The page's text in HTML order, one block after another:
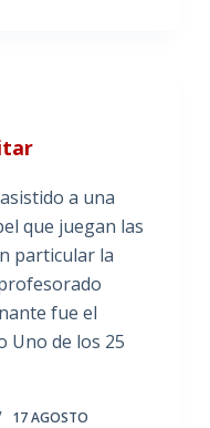
a una
que juegan las
particular la
fue el
Uno de los 25
17 AGOSTO